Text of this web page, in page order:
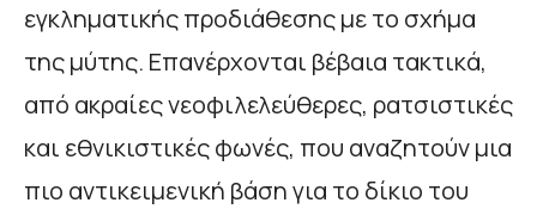
εγκληματικής προδιάθεσης με το σχήμα
της μύτης. Επανέρχονται βέβαια τακτικά,
από ακραίες νεοφιλελεύθερες, ρατσιστικές
και εθνικιστικές φωνές, που αναζητούν μια
πιο αντικειμενική βάση για το δίκιο του